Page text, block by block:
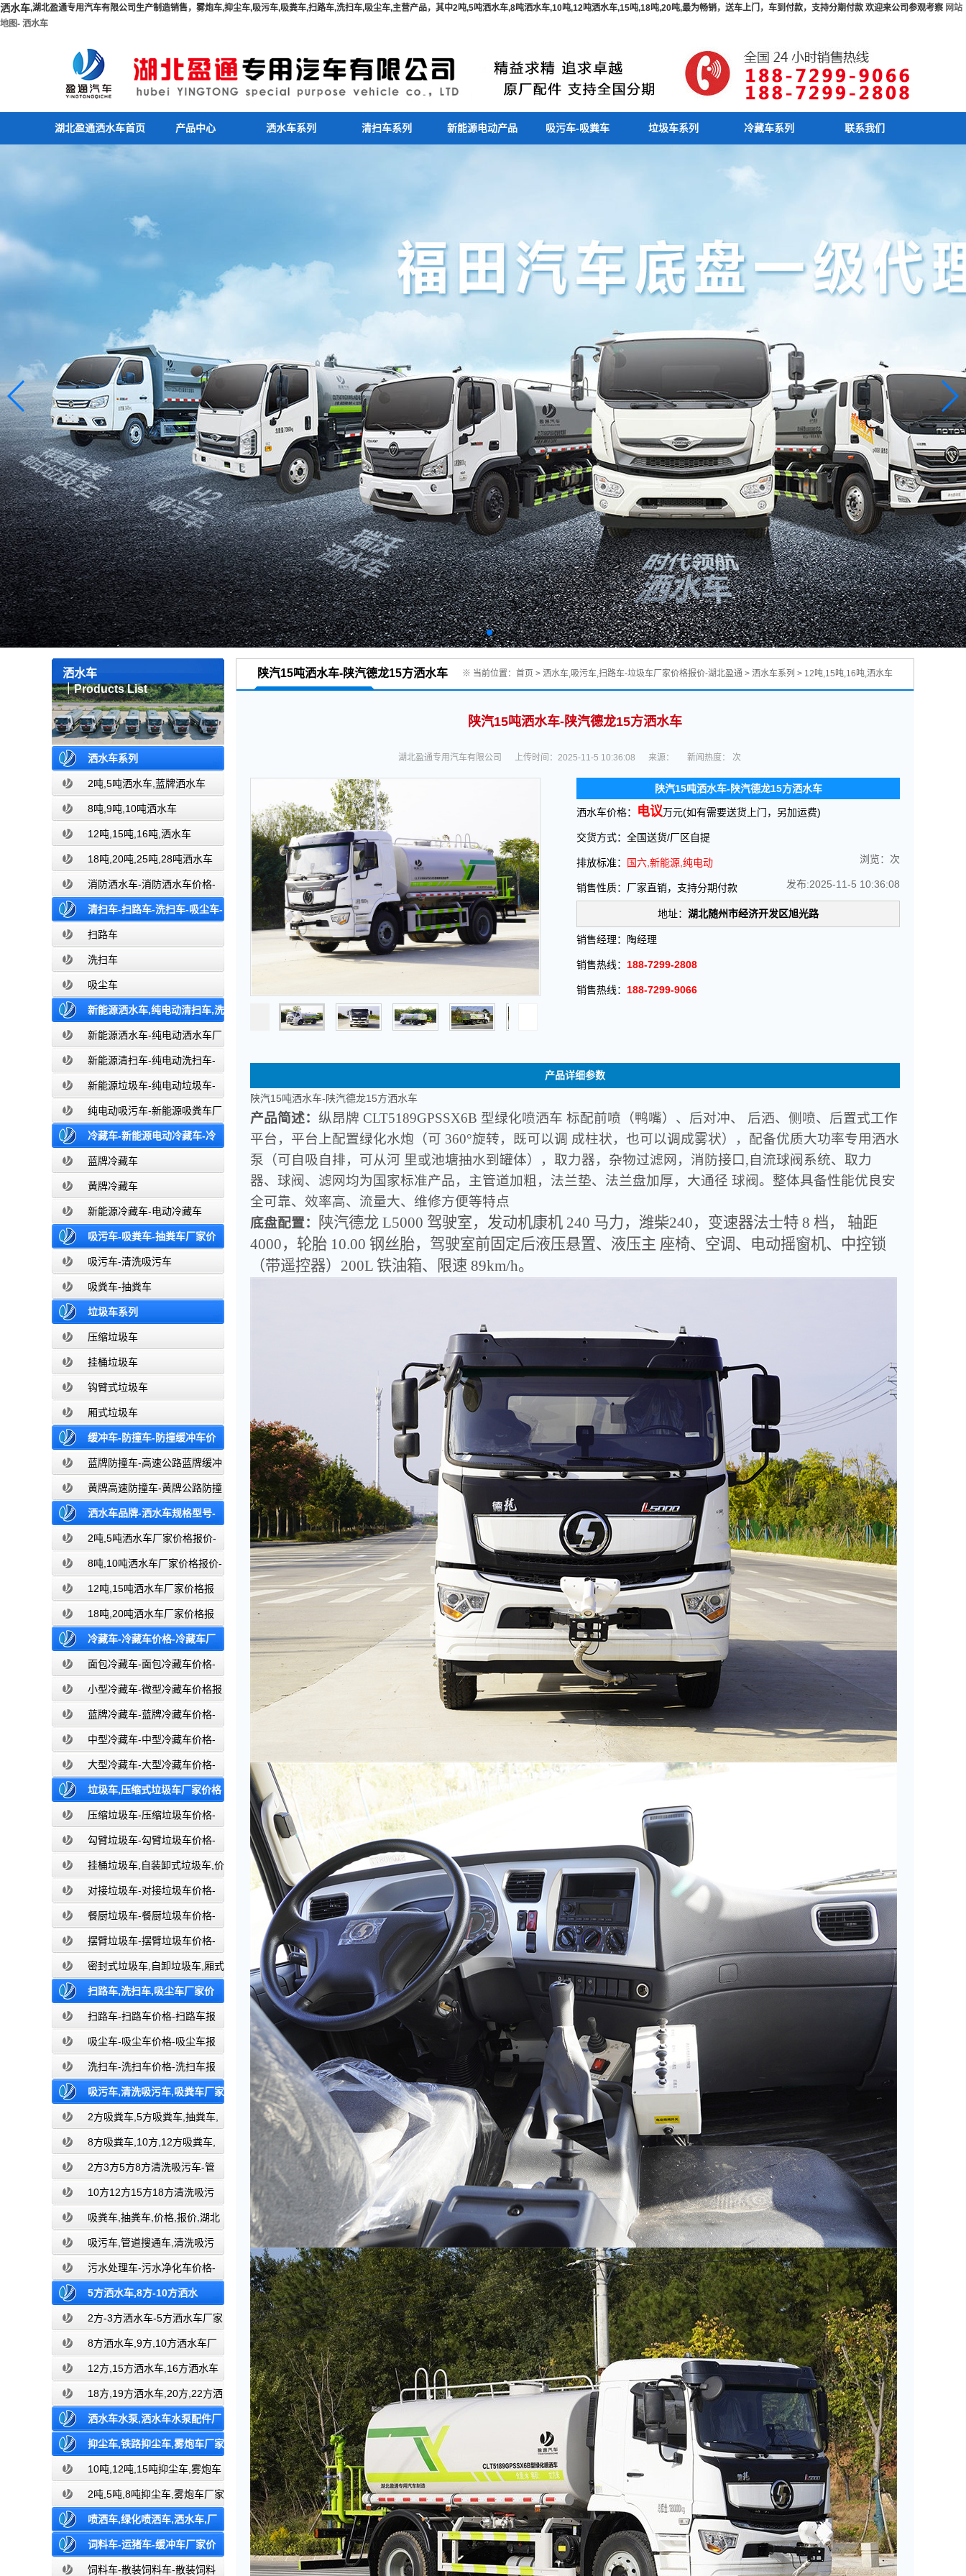
洒水车,湖北盈通专用汽车有限公司生产制造销售，雾炮车,抑尘车,吸污车,吸粪车,扫路车,洗扫车,吸尘车,主营产品，其中2吨,5吨洒水车,8吨洒水车,10吨,12吨洒水车,15吨,18吨,20吨,最为畅销，送车上门，车到付款，支持分期付款 欢迎来公司参观考察 网站
地图- 洒水车
湖北盈通洒水车首页 产品中心 洒水车系列 清扫车系列 新能源电动产品 吸污车-吸粪车 垃圾车系列 冷藏车系列 联系我们
洒水车
｜Products List
洒水车系列
2吨,5吨洒水车,蓝牌洒水车
8吨,9吨,10吨洒水车
12吨,15吨,16吨,洒水车
18吨,20吨,25吨,28吨洒水车
消防洒水车-消防洒水车价格-
消防洒水车报价-湖北盈通消防洒水车
厂家直销
清扫车-扫路车-洗扫车-吸尘车-
价格报价-湖北盈通
扫路车
洗扫车
吸尘车
新能源洒水车,纯电动清扫车,洗
扫车,垃圾车-新能源纯电动厂家价格报
价-湖北盈通
新能源洒水车-纯电动洒水车厂
家价格报价-湖北盈通
新能源清扫车-纯电动洗扫车-
新能源纯电动厂家价格报价-湖北盈通
新能源垃圾车-纯电动垃圾车-
新能源纯电动垃圾车厂家价格报价-湖
北盈通
纯电动吸污车-新能源吸粪车厂
家价格报价-湖北盈通
冷藏车-新能源电动冷藏车-冷
藏车厂家价格报价-湖北盈通
蓝牌冷藏车
黄牌冷藏车
新能源冷藏车-电动冷藏车
吸污车-吸粪车-抽粪车厂家价
格报价-清洗吸污车生产厂家
吸污车-清洗吸污车
吸粪车-抽粪车
垃圾车系列
压缩垃圾车
挂桶垃圾车
钩臂式垃圾车
厢式垃圾车
缓冲车-防撞车-防撞缓冲车价
格报价-高速公路防撞缓冲车厂家直销
蓝牌防撞车-高速公路蓝牌缓冲
黄牌高速防撞车-黄牌公路防撞
缓冲车 洒水车品牌-洒水车规格型号-
洒水车图片大全-湖北盈通
2吨,5吨洒水车厂家价格报价-
东风湖北盈通8吨,10吨洒水车厂家价格报价-
东风湖北盈通12吨,15吨洒水车厂家价格报
价-东风湖北盈通
18吨,20吨洒水车厂家价格报
价-东风湖北盈通
冷藏车-冷藏车价格-冷藏车厂
家直销-湖北盈通
面包冷藏车-面包冷藏车价格-
面包冷藏车报价-面包冷藏车厂家直销-
湖北盈通
小型冷藏车-微型冷藏车价格报
价-小型微型冷藏车厂家-湖北盈通
蓝牌冷藏车-蓝牌冷藏车价格-
冷藏车报价-湖北盈通冷藏车厂家直销
中型冷藏车-中型冷藏车价格-
中型冷藏车报价-中型冷藏车厂家直销-
湖北盈通
大型冷藏车-大型冷藏车价格-
大型冷藏车报价-大型冷藏车厂家直销-
湖北盈通
垃圾车,压缩式垃圾车厂家价格
报价,湖北盈通压缩垃圾车-压缩垃圾车价格-
压缩式垃圾车报价-湖北盈通
勾臂垃圾车-勾臂垃圾车价格-
车厢可卸式垃圾车-湖北盈通
挂桶垃圾车,自装卸式垃圾车,价
格,报价-湖北盈通
对接垃圾车-对接垃圾车价格-
对接垃圾车报价-湖北盈通
餐厨垃圾车-餐厨垃圾车价格-
餐厨垃圾车报价-湖北盈通
摆臂垃圾车-摆臂垃圾车价格-
摆臂垃圾车报价-湖北盈通
密封式垃圾车,自卸垃圾车,厢式
垃圾车,厂家,价格,报价,湖北盈通
扫路车,洗扫车,吸尘车厂家价
格,湖北盈通道路清扫车厂家
扫路车-扫路车价格-扫路车报
价-湖北盈通道路清扫车厂家
吸尘车-吸尘车价格-吸尘车报
价-湖北盈通洗扫车-洗扫车价格-洗扫车报
价-湖北盈通吸污车,清洗吸污车,吸粪车厂家
价格,环卫吸污吸粪车厂家-湖北盈通
2方吸粪车,5方吸粪车,抽粪车,
厂家,价格,报价-湖北盈通
8方吸粪车,10方,12方吸粪车,
抽粪车,厂家,价格,报价,湖北盈通
2方3方5方8方清洗吸污车-管
道搜通车厂家价格报价-湖北盈通
10方12方15方18方清洗吸污
车-管道搜通车厂家价格报价-湖北盈通
吸粪车,抽粪车,价格,报价,湖北
吸粪车厂家直销-湖北盈通
吸污车,管道搜通车,清洗吸污
车,厂家,价格,报价,湖北盈通
污水处理车-污水净化车价格-
污水净化车厂家直销
5方洒水车,8方-10方洒水
车,12-15方洒水车,18-20方洒水车,厂
家,价格,报价,湖北盈通
2方-3方洒水车-5方洒水车厂家
价格报价-湖北盈通
8方洒水车,9方,10方洒水车厂
家价格报价-湖北盈通
12方,15方洒水车,16方洒水车
厂家价格报价-湖北盈通
18方,19方洒水车,20方,22方洒
水车厂家价格报价-湖北盈通
洒水车水泵,洒水车水泵配件厂
家价格,湖北盈通
抑尘车,铁路抑尘车,雾炮车厂家
价格报价,湖北盈通
10吨,12吨,15吨抑尘车,雾炮车
价格报价-东风湖北盈通
2吨,5吨,8吨抑尘车,雾炮车厂家
价格报价-东风湖北
喷洒车,绿化喷洒车,洒水车,厂
家价格报价,湖北盈通洒水车生产厂家
词料车-运猪车-缓冲车厂家价
格报价-湖北盈通
饲料车-散装饲料车-散装饲料
陕汽15吨洒水车-陕汽德龙15方洒水车 ※ 当前位置： 首页 > 洒水车,吸污车,扫路车-垃圾车厂家价格报价-湖北盈通 > 洒水车系列 > 12吨,15吨,16吨,洒水车
陕汽15吨洒水车-陕汽德龙15方洒水车
湖北盈通专用汽车有限公司 上传时间：2025-11-5 10:36:08 来源： 新闻热度： 次
陕汽15吨洒水车-陕汽德龙15方洒水车
洒水车价格： 电议万元(如有需要送货上门，另加运费)
交货方式：全国送货/厂区自提
排放标准： 国六,新能源,纯电动 浏览： 次
销售性质：厂家直销，支持分期付款 发布:2025-11-5 10:36:08
地址： 湖北随州市经济开发区旭光路
销售经理：陶经理
销售热线： 188-7299-2808
销售热线： 188-7299-9066
产品详细参数
陕汽15吨洒水车-陕汽德龙15方洒水车
产品简述： 纵昂牌 CLT5189GPSSX6B 型绿化喷洒车 标配前喷（鸭嘴）、后对冲、 后洒、侧喷、后置式工作
平台，平台上配置绿化水炮（可 360°旋转，既可以调 成柱状，也可以调成雾状），配备优质大功率专用洒水
泵（可自吸自排，可从河 里或池塘抽水到罐体），取力器，杂物过滤网，消防接口,自流球阀系统、取力
器、球阀、滤网均为国家标准产品，主管道加粗，法兰垫、法兰盘加厚，大通径 球阀。整体具备性能优良安
全可靠、效率高、流量大、维修方便等特点
底盘配置：
陕汽德龙 L5000 驾驶室，发动机康机 240 马力，潍柴240，变速器法士特 8 档， 轴距
4000，轮胎 10.00 钢丝胎，驾驶室前固定后液压悬置、液压主 座椅、空调、电动摇窗机、中控锁
（带遥控器）200L 铁油箱、限速 89km/h。